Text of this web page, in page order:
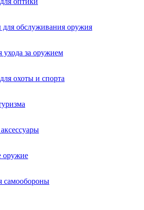
обслуживания оружия
ухода за оружием
охоты и спорта
оружие
самообороны